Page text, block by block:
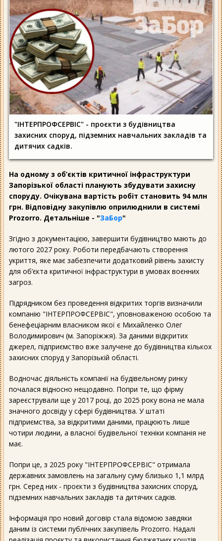
"ІНТЕРПРОФСЕРВІС" - проєкти з будівництва
захисних споруд, підземних навчальних закладів та
дитячих садків.
На одному з об’єктів критичної інфраструктури
Запорізької області планують збудувати захисну
споруду. Очікувана вартість робіт становить 94 млн
грн. Відповідну закупівлю оприлюднили в системі
Prozorro. Детальніше - "ЗаБор"
Згідно з документацією, завершити будівництво мають до
лютого 2027 року. Роботи передбачають створення
укриття, яке має забезпечити додатковий рівень захисту
для об’єкта критичної інфраструктури в умовах воєнних
загроз.
Підрядником без проведення відкритих торгів визначили
компанію "ІНТЕРПРОФСЕРВІС", уповноваженою особою та
бенефеціарним власником якої є Михайленко Олег
Володимирович (м. Запоріжжя). За даними відкритих
джерел, підприємство вже залучене до будівництва кількох
захисних споруд у Запорізькій області.
Водночас діяльність компанії на будівельному ринку
почалася відносно нещодавно. Попри те, що фірму
зареєстрували ще у 2017 році, до 2025 року вона не мала
значного досвіду у сфері будівництва. У штаті
підприємства, за відкритими даними, працюють лише
чотири людини, а власної будівельної техніки компанія не
має.
Попри це, з 2025 року "ІНТЕРПРОФСЕРВІС" отримала
державних замовлень на загальну суму близько 1,1 млрд
грн. Серед них - проєкти з будівництва захисних споруд,
підземних навчальних закладів та дитячих садків.
Інформація про новий договір стала відомою завдяки
даним із системи публічних закупівель Prozorro. Надалі